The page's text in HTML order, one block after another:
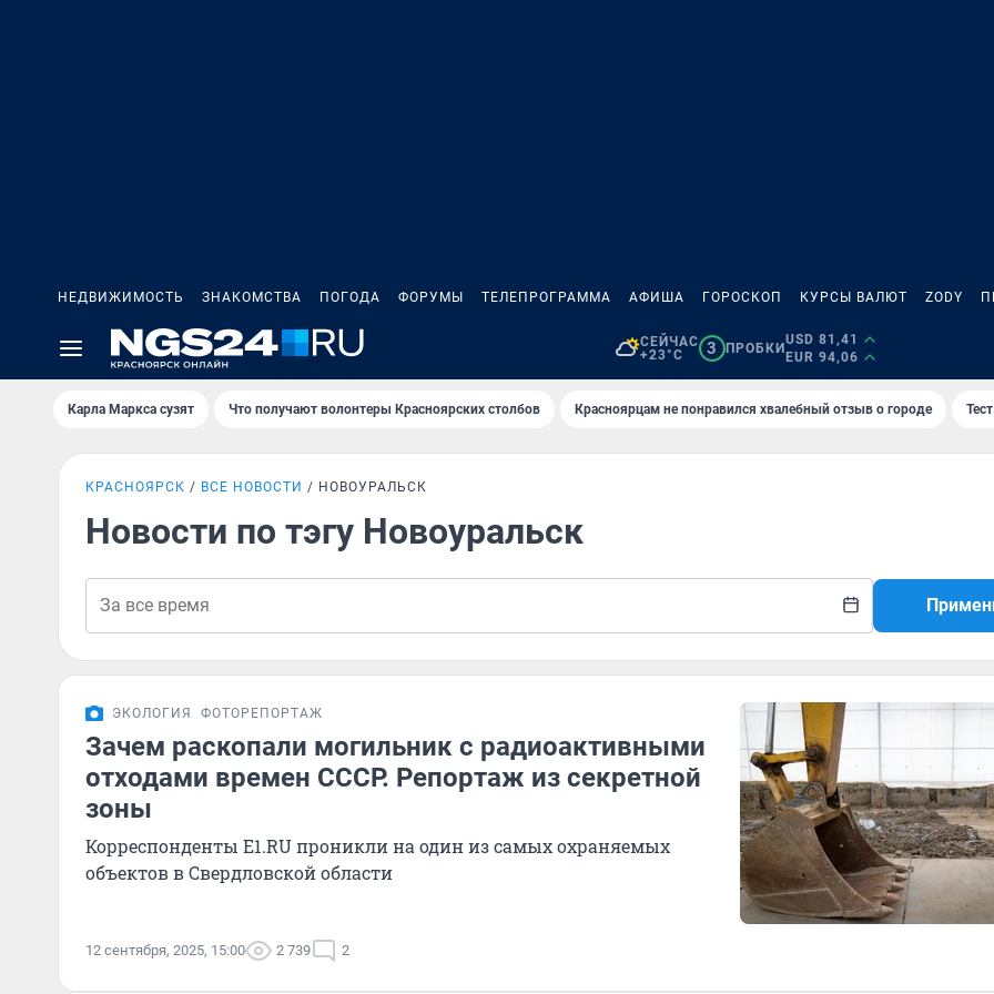
НЕДВИЖИМОСТЬ ЗНАКОМСТВА ПОГОДА ФОРУМЫ ТЕЛЕПРОГРАММА АФИША ГОРОСКОП КУРСЫ ВАЛЮТ ZODY
СЕЙЧАС
+23°C
3 ПРОБКИ
USD 81,41
EUR 94,06
Карла Маркса сузят Что получают волонтеры Красноярских столбов Красноярцам не понравился хвалебный отзыв о городе
КРАСНОЯРСК ВСЕ НОВОСТИ НОВОУРАЛЬСК
Новости по тэгу Новоуральск
ЭКОЛОГИЯ ФОТОРЕПОРТАЖ
Зачем раскопали могильник с радиоактивными
отходами времен СССР. Репортаж из секретной
зоны
Корреспонденты E1.RU проникли на один из самых охраняемых
объектов в Свердловской области
12 сентября, 2025, 15:00 2 739 2